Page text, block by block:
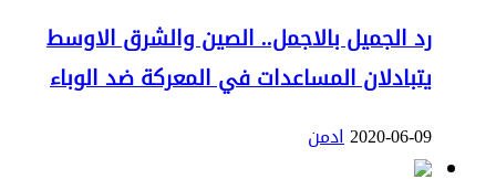
رد الجميل بالاجمل.. الصين والشرق الاوسط
يتبادلان المساعدات في المعركة ضد الوباء
2020-06-09ادمن